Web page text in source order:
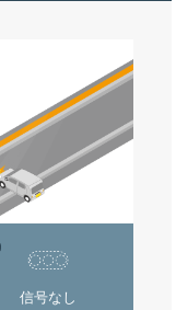
信号なし